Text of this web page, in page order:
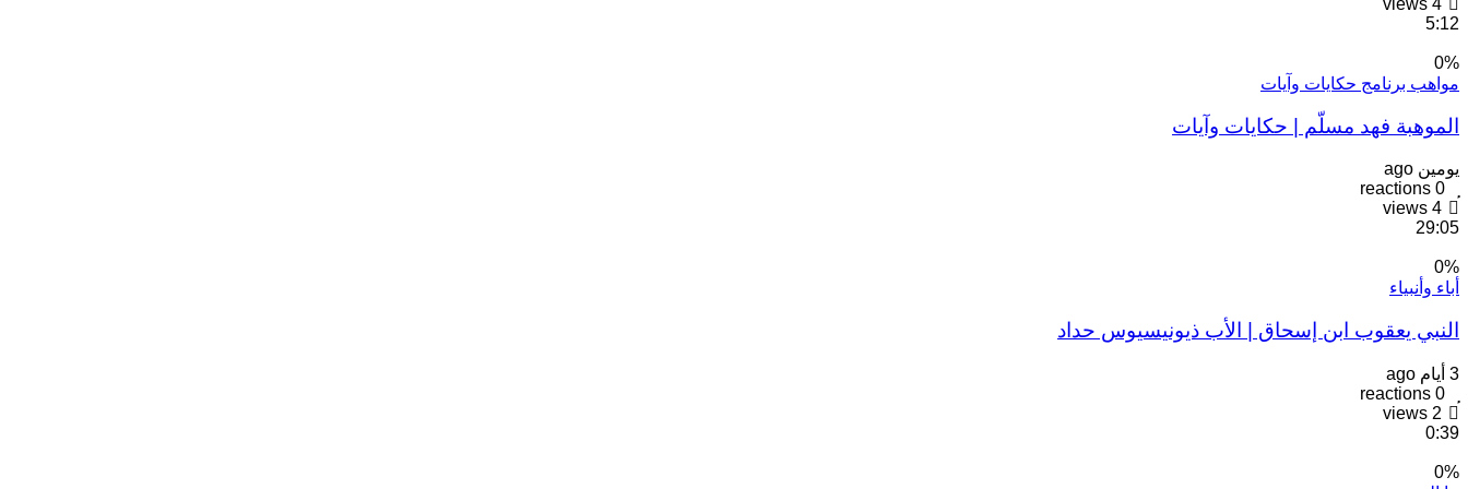
5:12
0%
مواهب برنامج حكايات وآيات
الموهبة فهد مسلّم | حكايات وآيات
يومين ago
0
reactions
4
views
29:05
0%
أباء وأنبياء
النبي يعقوب ابن إسحاق | الأب ذيونيسيوس حداد
3 أيام ago
0
reactions
2
views
0:39
0%